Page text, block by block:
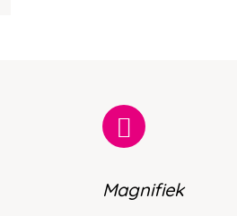
Magnifiek